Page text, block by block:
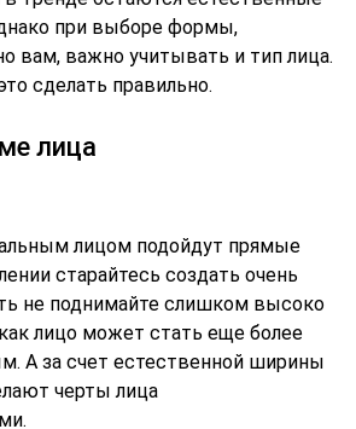
при выборе формы,
вам, важно учитывать и тип лица.
сделать правильно.
лица
лицом подойдут прямые
старайтесь создать очень
не поднимайте слишком высоко
лицо может стать еще более
А за счет естественной ширины
черты лица